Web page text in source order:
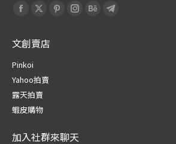
Find us on:
Facebook
opens
in
new
window
X
opens
new
window
PinterestInstagram
BehanceTelegram
文創賣店
Pinkoi
Yahoo拍賣
露天拍賣
蝦皮購物
加入社群來聊天